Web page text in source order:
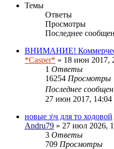
Темы
Ответы
Просмотры
Последнее
ВНИМАНИЕ!
*Casper* » 18 июн 2017,
1 Ответы
16254 Просмотры
Последнее
27 июн 2017, 14:04
новые з\ч для то ходовой
Andru79 » 27 июл 2026,
3 Ответы
709 Просмотры